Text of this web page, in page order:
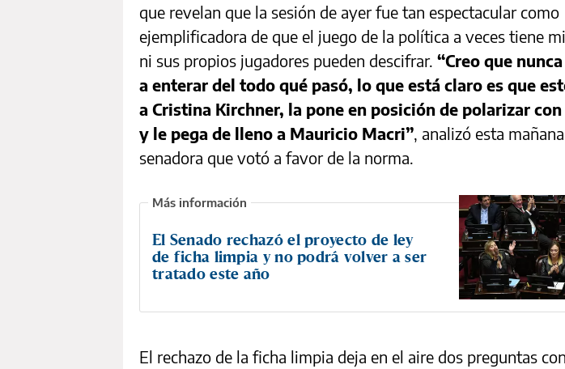
que revelan que la sesión de ayer fue tan espectacular como
ejemplificadora de que el juego de la política a veces tiene
ni sus propios jugadores pueden descifrar. “Creo que
a enterar del todo qué pasó, lo que está claro es que
a Cristina Kirchner, la pone en posición de polarizar
y le pega de lleno a Mauricio Macri”, analizó esta
senadora que votó a favor de la norma.
El Senado rechazó el proyecto de ley
de ficha limpia y no podrá volver a ser
tratado este año
El rechazo de la ficha limpia deja en el aire dos preguntas